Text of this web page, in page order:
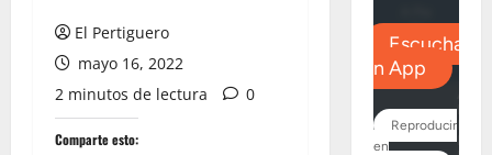
El Pertiguero
mayo 16, 2022
2 minutos de lectura
0
Comparte esto: